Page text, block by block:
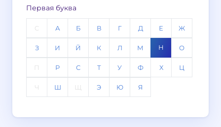
Первая буква
C А Б В Г Д Е Ж
З И Й К Л М Н О
П Р С Т У Ф Х Ц
Ч Ш Э Ю Я